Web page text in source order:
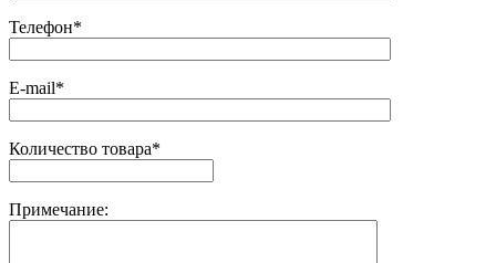
Телефон*
E-mail*
Количество товара*
Примечание: